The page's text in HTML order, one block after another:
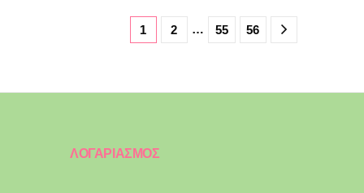
1 2 … 55 56
ΛΟΓΑΡΙΑΣΜΟΣ